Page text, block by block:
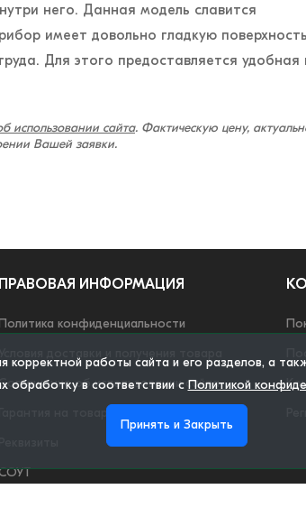
него. Данная модель славится
имеет довольно гладкую
Для этого предоставляется удобная
использовании сайта. Фактическую цену,
Вашей заявки.
корректной работы сайта и его разделов, а
обработку в соответствии с Политикой
Принять и Закрыть
ПРАВОВАЯ ИНФОРМАЦИЯ
конфиденциальности
Условия доставки и получения товара
об использовании сайта